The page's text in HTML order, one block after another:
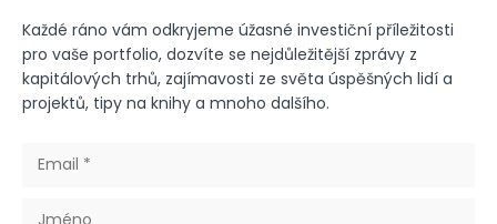
Každé ráno vám odkryjeme úžasné investiční příležitosti
pro vaše portfolio, dozvíte se nejdůležitější zprávy z
kapitálových trhů, zajímavosti ze světa úspěšných lidí a
projektů, tipy na knihy a mnoho dalšího.